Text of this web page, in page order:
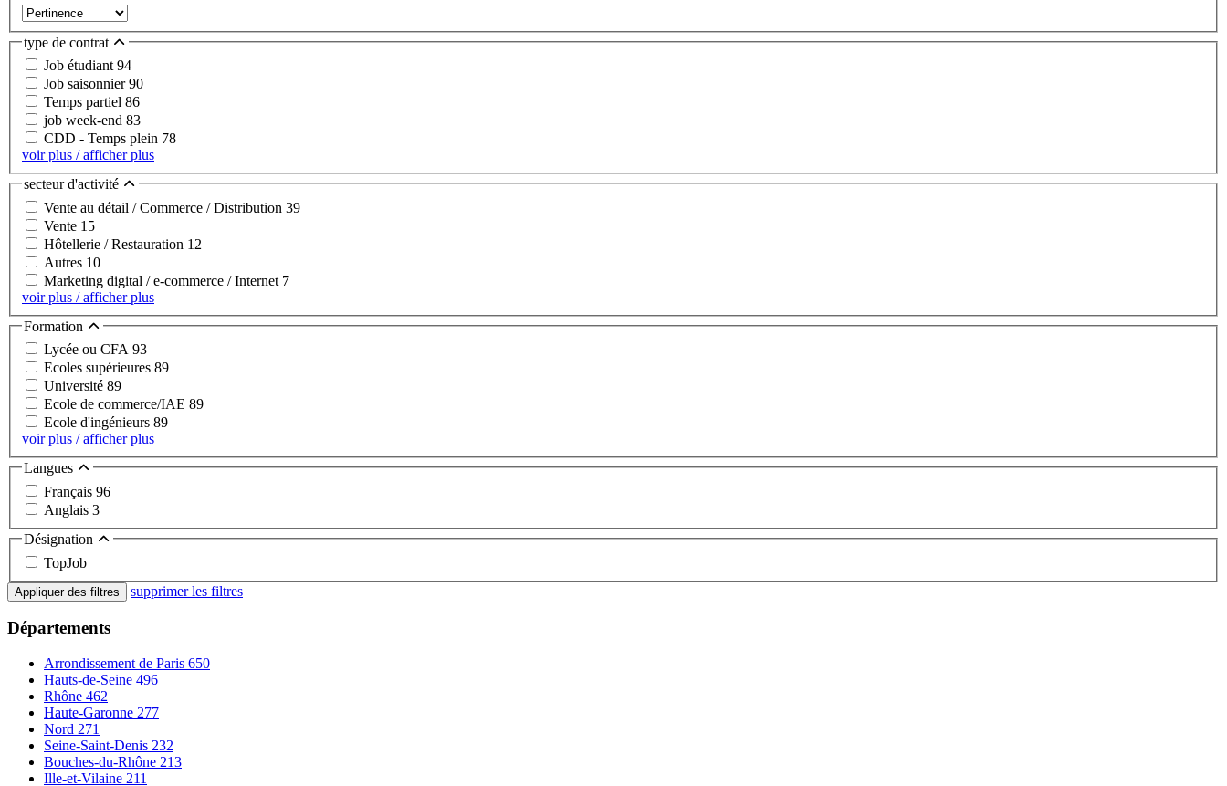
type de contrat
Job étudiant 94
Job saisonnier90
Temps partiel 86
job week-end 83
CDD - Temps plein 78
voir plus / afficher plus
secteur d'activité
Vente au détail / Commerce / Distribution 39
Vente 15
Hôtellerie / Restauration 12
Autres 10
Marketing digital / e-commerce / Internet 7
voir plus / afficher plus
Formation
Lycée ou CFA 93
Ecoles supérieures 89
Université 89
Ecole de commerce/IAE 89
Ecole d'ingénieurs 89
voir plus / afficher plus
Langues
Français 96
Anglais 3
Désignation
TopJob
Appliquer des filtres supprimer les filtres
Départements
Arrondissement de Paris 650
Hauts-de-Seine 496
Rhône 462
Haute-Garonne 277
Nord 271
Seine-Saint-Denis 232
Bouches-du-Rhône 213
Ille-et-Vilaine 211